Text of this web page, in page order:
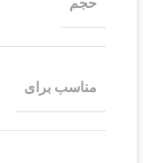
حجم
مناسب برای